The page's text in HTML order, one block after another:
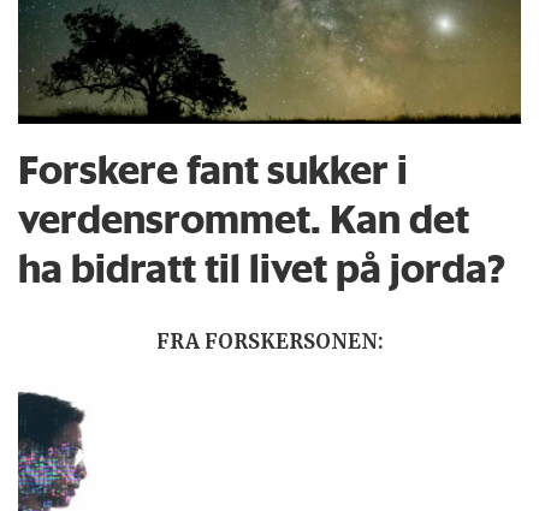
Forskere fant sukker i
verdensrommet. Kan det
ha bidratt til livet på jorda?
FRA FORSKERSONEN: